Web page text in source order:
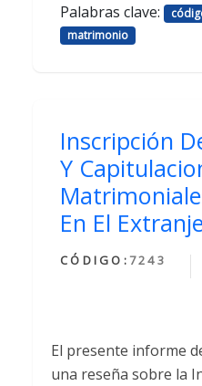
Palabras clave:
matrimonio
Inscripción
Y
En El
CÓDIGO: 7243
El presente informe
una reseña sobre la